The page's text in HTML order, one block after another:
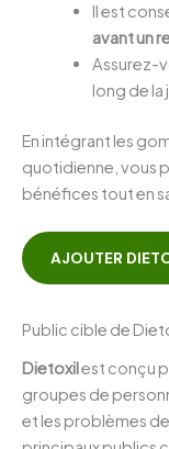
Il est
avant un
Assurez-
long de la
En intégrant les
quotidienne, vous
bénéfices tout en
AJOUTER
Public cible de
Dietoxilest conçu
groupes de
et les problèmes